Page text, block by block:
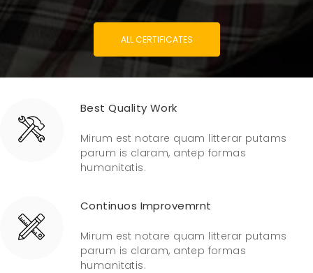
ALL CERTIFICATES
Best Quality Work
Mirum est notare quam litterar putams
parum is claram, antep formas
humanitatis.
Continuos Improvemrnt
Mirum est notare quam litterar putams
parum is claram, antep formas
humanitatis.